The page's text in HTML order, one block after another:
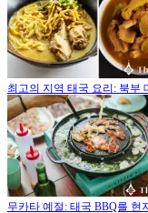
최고의 지역 태국 요리: 북부
무카타 예절: 태국 BBQ를 현